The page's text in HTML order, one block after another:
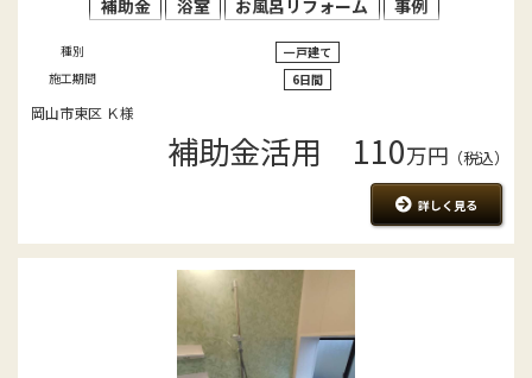
補助金
浴室 お風呂リフォーム 事例
種別
一戸建て
施工期間
6日間
岡山市東区 Ｋ様
補助金活用 110万円 （税込）
詳しく見る